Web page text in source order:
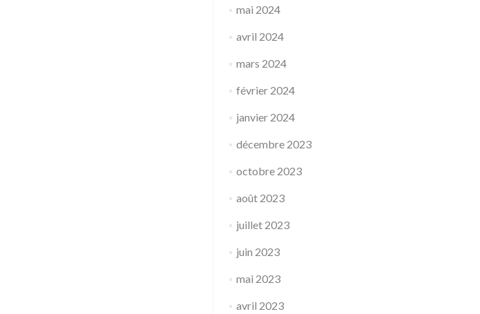
mai 2024
avril 2024
mars 2024
février 2024
janvier 2024
décembre 2023
octobre 2023
août 2023
juillet 2023
juin 2023
mai 2023
avril 2023